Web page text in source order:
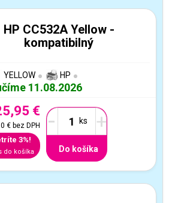
HP CC532A Yellow -
kompatibilný
YELLOW HP
11.08.2026
€
€bez DPH
3%!
do košíka
- +
Do košíka